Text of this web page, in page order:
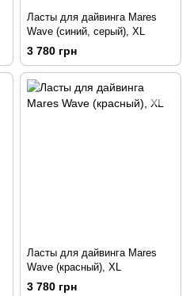
Ласты для дайвинга Mares
Wave (синий, серый), XL
3 780 грн
Ласты для дайвинга Mares
Wave (красный), XL
3 780 грн